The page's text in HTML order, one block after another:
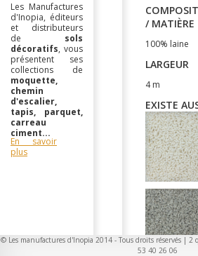
Les Manufactures
d'Inopia, éditeurs
et distributeurs
de sols
décoratifs, vous
présentent ses
collections de
moquette,
chemin
d'escalier,
tapis, parquet,
carreau
ciment...
En savoir
plus
/ MATIÈRE
100% laine
LARGEUR
4 m
EXISTE
© Les manufactures d'Inopia 2014 - Tous droits réservés | 2
53 40 26 06